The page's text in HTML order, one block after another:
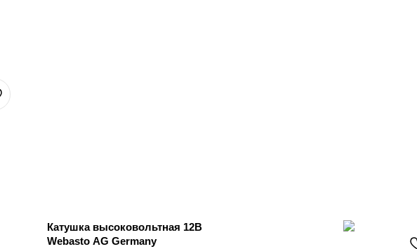
Катушка высоковольтная 12В
Webasto AG Germany